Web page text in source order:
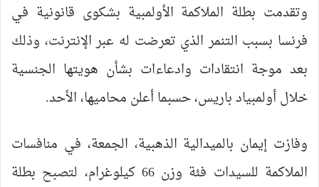
وتقدمت بطلة الملاكمة الأولمبية بشكوى قانونية في
فرنسا بسبب التنمر الذي تعرضت له عبر الإنترنت، وذلك
بعد موجة انتقادات وادعاءات بشأن هويتها الجنسية
خلال أولمبياد باريس، حسبما أعلن محاميها، الأحد.
وفازت إيمان بالميدالية الذهبية، الجمعة، في منافسات
الملاكمة للسيدات فئة وزن 66 كيلوغرام، لتصبح بطلة